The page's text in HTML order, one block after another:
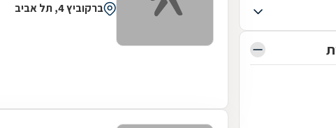
ברקוביץ 4, תל אביב